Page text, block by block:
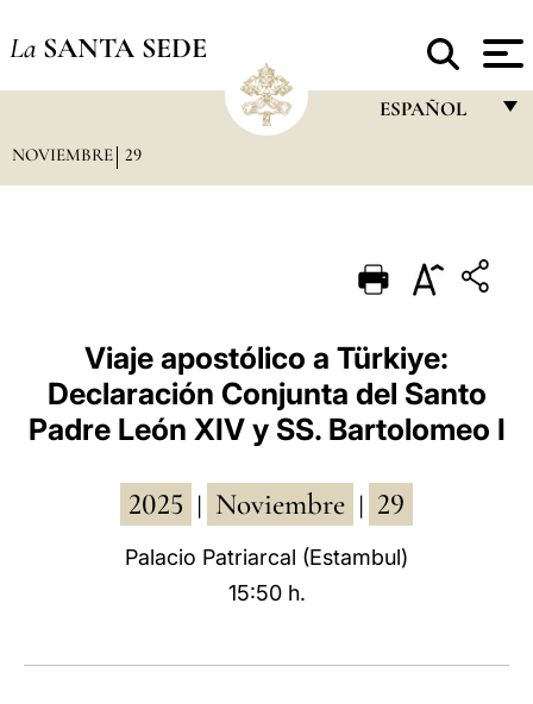
La SANTA SEDE
ESPAÑOL
PORTUGUÊS
ESPAÑOL
DEUTSCH
POLSKI
العربيّة
中文
LATINE
NOVIEMBRE 29
Viaje apostólico a Türkiye:
Declaración Conjunta del Santo
Padre León XIV y SS. Bartolomeo I
2025 Noviembre 29
Palacio Patriarcal (Estambul)
15:50 h.